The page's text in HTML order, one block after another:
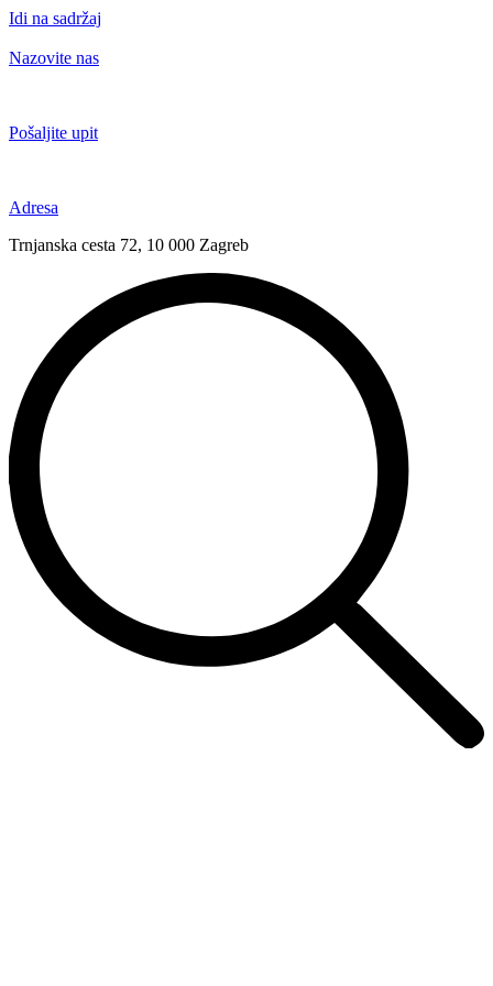
Idi na sadržaj
Nazovite nas
Pošaljite upit
Adresa
Trnjanska cesta 72, 10 000 Zagreb